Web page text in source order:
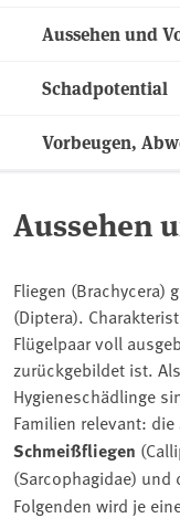
Aussehen und
Schadpotential
Vorbeugen,
Aussehen
Fliegen (Brachycera)
(Diptera).
Flügelpaar voll
zurückgebildet ist.
Hygieneschädlinge
Familien relevant: die
Schmeißfliegen
(Sarcophagidae) und
Folgenden wird je